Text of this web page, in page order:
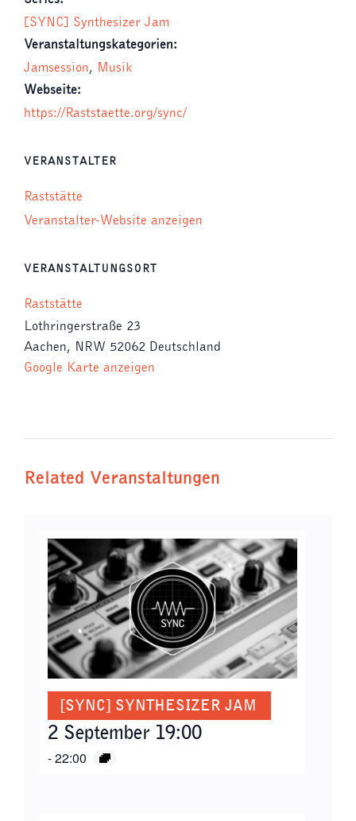
[SYNC] Synthesizer Jam
Veranstaltungskategorien:
Jamsession, Musik
Webseite:
https://Raststaette.org/sync/
VERANSTALTUNGSORT
Raststätte
Lothringerstraße 23
Aachen, NRW 52062 Deutschland
Google Karte anzeigen
VERANSTALTER
Raststätte
Veranstalter-Website anzeigen
Related Veranstaltungen
[SYNC] SYNTHESIZER JAM
2 September 19:00
-22:00